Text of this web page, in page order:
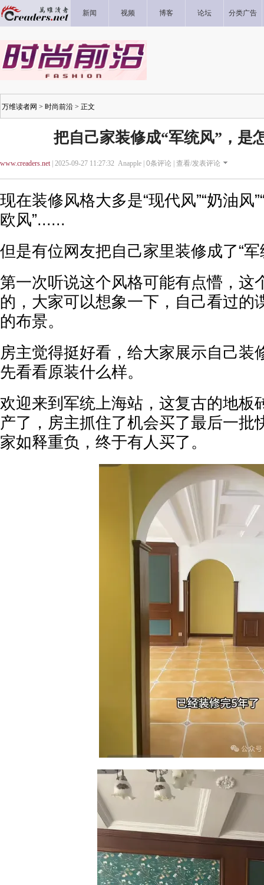
新闻 视频 博客 论坛 分类广告
万维读者网 > 时尚前沿 > 正文
把自己家装修成“军统风”，是
www.creaders.net| 2025-09-27 11:27:32 Anapple | 0条评论 | 查看/发表评论
现在装修风格大多是“现代风”“奶油风
欧风”......
但是有位网友把自己家里装修成了“军
第一次听说这个风格可能有点懵，这
的，大家可以想象一下，自己看过的
的布景。
房主觉得挺好看，给大家展示自己装
先看看原装什么样。
欢迎来到军统上海站，这复古的地板
产了，房主抓住了机会买了最后一批
家如释重负，终于有人买了。